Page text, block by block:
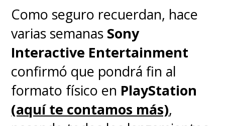
Como seguro recuerdan, hace
varias semanas Sony
Interactive Entertainment
confirmó que pondrá fin al
formato físico en PlayStation
(aquí te contamos más),